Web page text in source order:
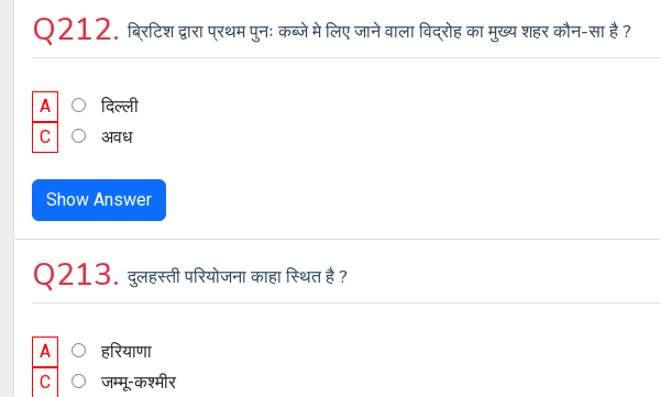
Q212.ब्रिटिश द्वारा प्रथम पुनः कब्जे मे लिए जाने वाला विद्रोह का मुख्य शहर कौन-सा है ?
A दिल्ली
C
अवध
Show Answer
Q213.दुलहस्ती परियोजना काहा स्थित है ?
A हरियाणा
C
जम्मू-कश्मीर